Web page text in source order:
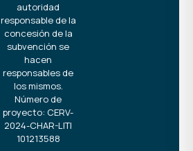
autoridad
responsable de la
concesión de la
subvención se
hacen
responsables de
los mismos.
Número de
proyecto: CERV-
2024-CHAR-LITI
101213588